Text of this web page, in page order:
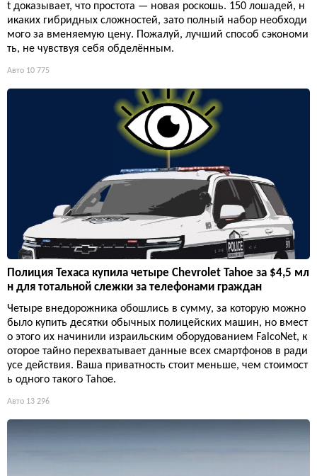
t доказывает, что простота — новая роскошь. 150 лошадей, н
икаких гибридных сложностей, зато полный набор необходи
мого за вменяемую цену. Пожалуй, лучший способ сэкономи
ть, не чувствуя себя обделённым.
Авто 10 775
Полиция Техаса купила четыре Chevrolet Tahoe за $4,5 мл
н для тотальной слежки за телефонами граждан
Четыре внедорожника обошлись в сумму, за которую можно
было купить десятки обычных полицейских машин, но вмест
о этого их начинили израильским оборудованием FalcoNet, к
оторое тайно перехватывает данные всех смартфонов в ради
усе действия. Ваша приватность стоит меньше, чем стоимост
ь одного такого Tahoe.
Авто 13 296